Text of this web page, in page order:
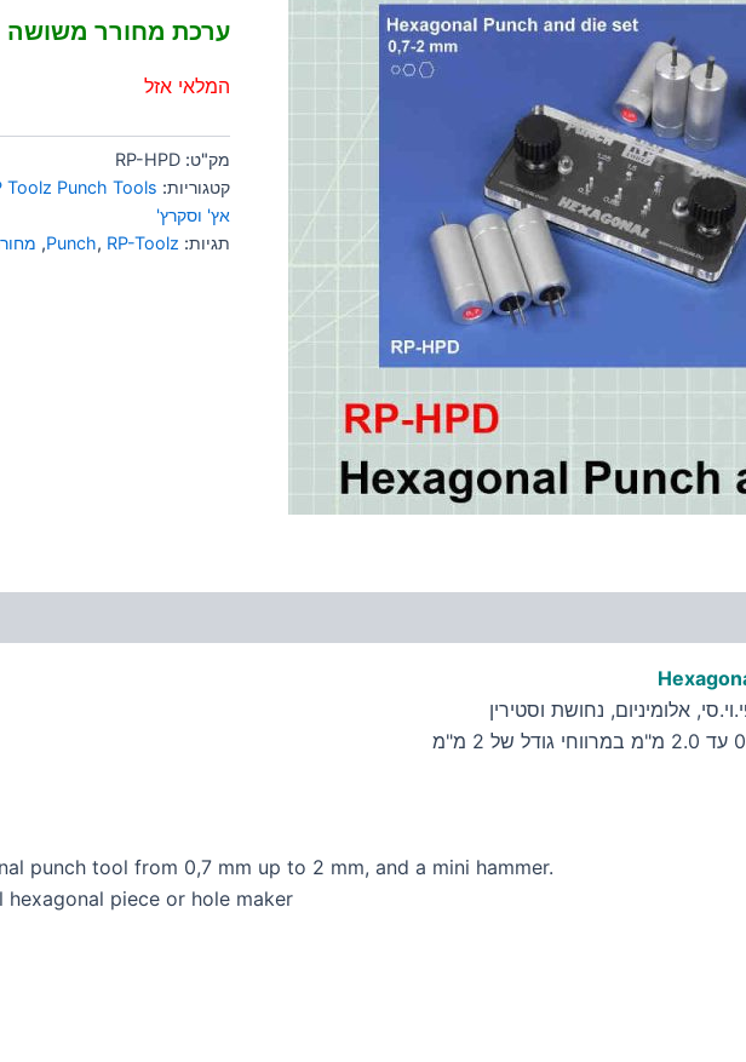
ערכת מחורר משושה
המלאי אזל
מק"ט: RP-HPD
קטגוריות: Toolz Punch Tools
אץ' וסקרץ'
תגיות:
Punch, RP-Toolz
,
אלומיניום, נחושת וסטירין
punch tool from 0,7 mm up to 2 mm, and a mini hammer.
piece or hole maker